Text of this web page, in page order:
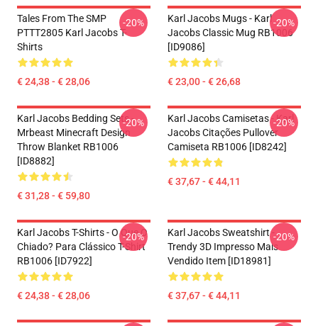
Tales From The SMP
PTTT2805 Karl Jacobs T-
Shirts
€ 24,38 - € 28,06
-20%
Karl Jacobs Mugs - Karl
Jacobs Classic Mug RB1006
[ID9086]
€ 23,00 - € 26,68
-20%
Karl Jacobs Bedding Sets -
Mrbeast Minecraft Design
Throw Blanket RB1006
[ID8882]
€ 31,28 - € 59,80
-20%
Karl Jacobs Camisetas - Karl
Jacobs Citações Pullover
Camiseta RB1006 [ID8242]
€ 37,67 - € 44,11
-20%
Karl Jacobs T-Shirts - O Que O
Chiado? Para Clássico T-Shirt
RB1006 [ID7922]
€ 24,38 - € 28,06
-20%
Karl Jacobs Sweatshirt -
Trendy 3D Impresso Mais
Vendido Item [ID18981]
€ 37,67 - € 44,11
-20%